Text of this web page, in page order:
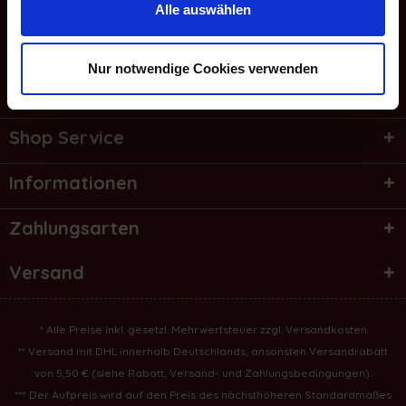
Alle auswählen
Nur notwendige Cookies verwenden
Service Hotline
Bestellung widerrufen
Shop Service
Informationen
Zahlungsarten
Versand
* Alle Preise inkl. gesetzl. Mehrwertsteuer zzgl. Versandkosten
** Versand mit DHL innerhalb Deutschlands, ansonsten Versandrabatt
von 5,50 € (siehe Rabatt, Versand- und Zahlungsbedingungen).
*** Der Aufpreis wird auf den Preis des nächsthöheren Standardmaßes